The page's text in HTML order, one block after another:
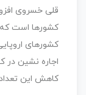
قلی خسروی
کشورها است که
اجاره نشین در
کاهش این